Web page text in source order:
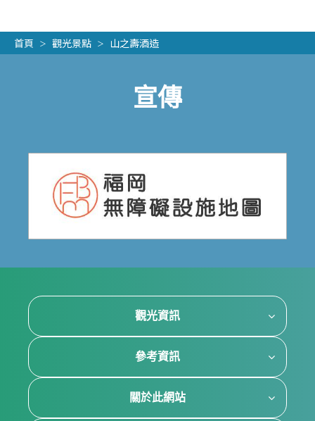
首頁 觀光景點 山之壽酒造
宣傳
觀光資訊
參考資訊
關於此網站